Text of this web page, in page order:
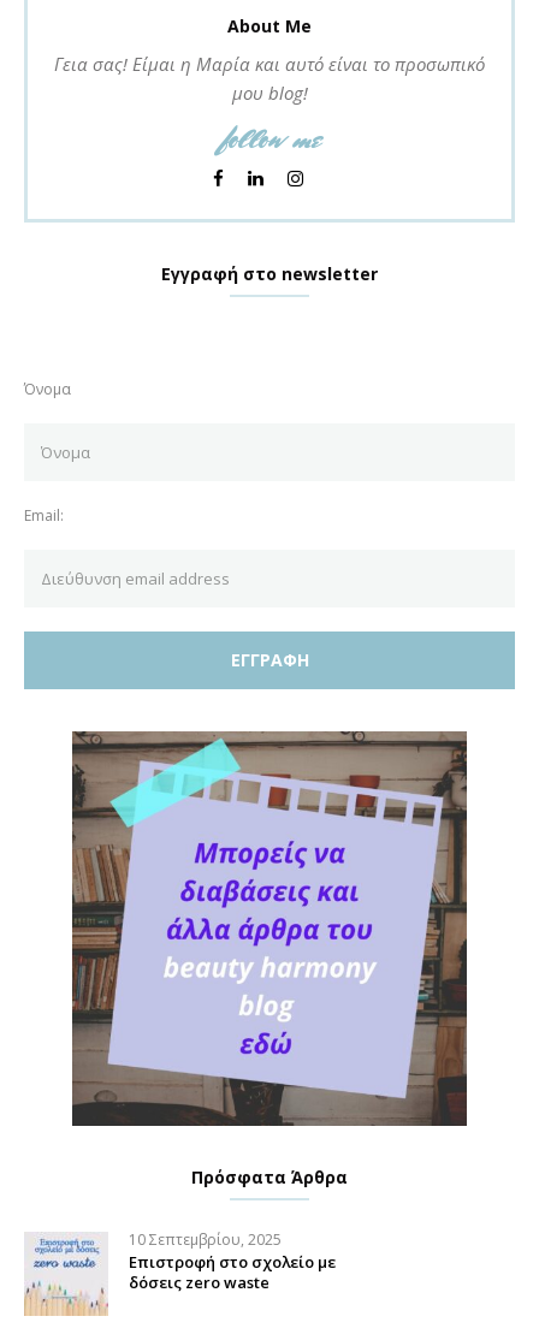
About Me
Γεια σας! Είμαι η Μαρία και αυτό είναι το προσωπικό
μου blog!
follow me
Εγγραφή στο newsletter
Όνομα
Email:
Πρόσφατα Άρθρα
10 Σεπτεμβρίου, 2025
Επιστροφή στο σχολείο με
δόσεις zero waste